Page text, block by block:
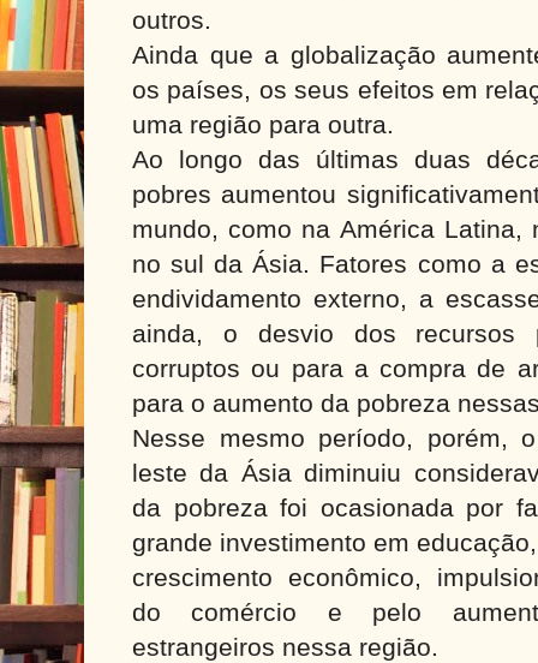
outros.
Ainda que a globalização
os países, os seus efeitos em
uma região para outra.
Ao longo das últimas duas
pobres aumentou
mundo, como na América Latina,
no sul da Ásia. Fatores como a
endividamento externo, a
ainda, o desvio dos recursos
corruptos ou para a compra de
para o aumento da pobreza
Nesse mesmo período, porém,
leste da Ásia diminuiu
da pobreza foi ocasionada por
grande investimento em
crescimento econômico,
do comércio e pelo
estrangeiros nessa região.